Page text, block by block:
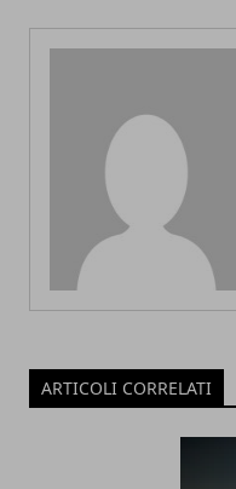
ARTICOLI CORRELATI